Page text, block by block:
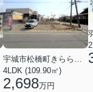
4LDK (109.90㎡)
2,698万円